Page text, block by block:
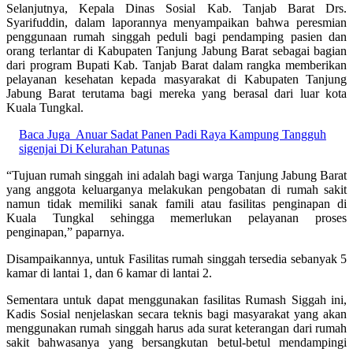
Selanjutnya, Kepala Dinas Sosial Kab. Tanjab Barat Drs.
Syarifuddin, dalam laporannya menyampaikan bahwa peresmian
penggunaan rumah singgah peduli bagi pendamping pasien dan
orang terlantar di Kabupaten Tanjung Jabung Barat sebagai bagian
dari program Bupati Kab. Tanjab Barat dalam rangka memberikan
pelayanan kesehatan kepada masyarakat di Kabupaten Tanjung
Jabung Barat terutama bagi mereka yang berasal dari luar kota
Kuala Tungkal.
Baca Juga Anuar Sadat Panen Padi Raya Kampung Tangguh
sigenjai Di Kelurahan Patunas
“Tujuan rumah singgah ini adalah bagi warga Tanjung Jabung Barat
yang anggota keluarganya melakukan pengobatan di rumah sakit
namun tidak memiliki sanak famili atau fasilitas penginapan di
Kuala Tungkal sehingga memerlukan pelayanan proses
penginapan,” paparnya.
Disampaikannya, untuk Fasilitas rumah singgah tersedia sebanyak 5
kamar di lantai 1, dan 6 kamar di lantai 2.
Sementara untuk dapat menggunakan fasilitas Rumash Siggah ini,
Kadis Sosial nenjelaskan secara teknis bagi masyarakat yang akan
menggunakan rumah singgah harus ada surat keterangan dari rumah
sakit bahwasanya yang bersangkutan betul-betul mendampingi